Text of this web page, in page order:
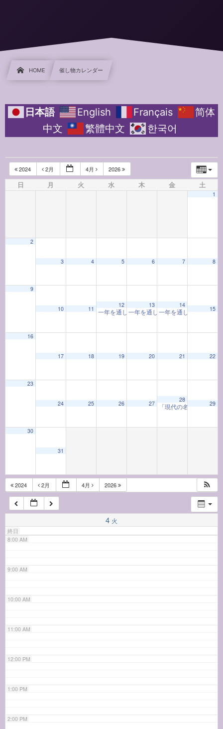
HOME 催し物カレンダー
日本語 English Français
简体
中文
繁體中文 한국어
2024 2月 4月 2026
日 月 火 水 木 金 土
1
2
3 4 5 6 7 8
9
10 11
12
一年を通して学ぶ着物教室「着物と和の心」
13
一年を通して学ぶ着物教室「着物
14
一年を通して学ぶお香
15
16
17 18 19 20 21 22
23
24 25 26 27
28
「現代の名工」による
29
30
31
2024 2月 4月 2026
4 火
終日
6:00 AM
7:00 AM
8:00 AM
9:00 AM
10:00 AM
11:00 AM
12:00 PM
1:00 PM
2:00 PM